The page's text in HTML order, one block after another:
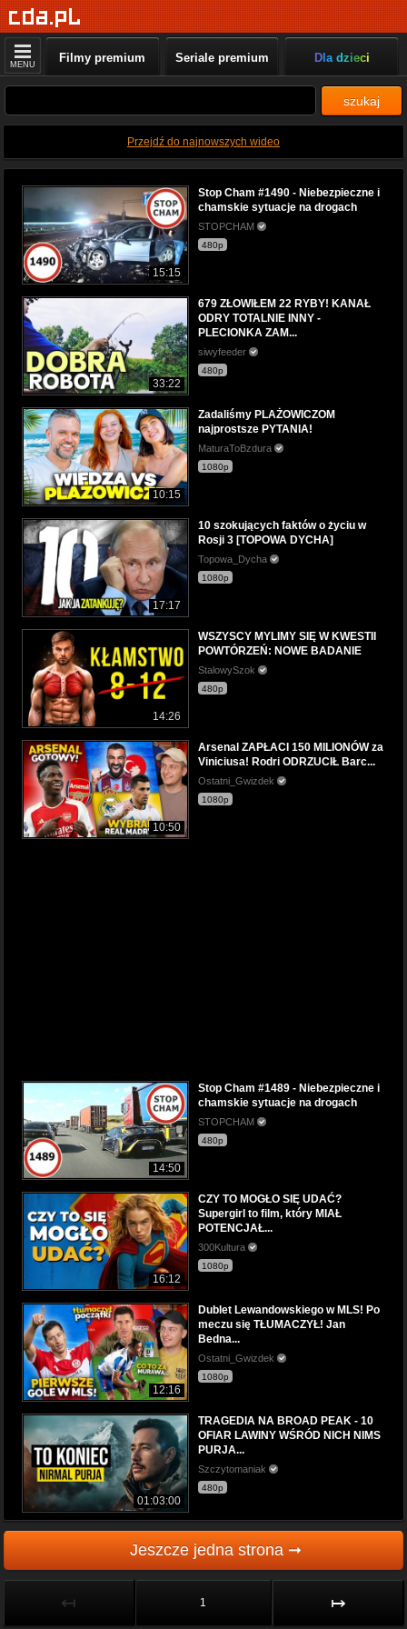
MENU Filmy premium Seriale premium Dla dzieci
szukaj
Przejdź do najnowszych wideo
15:15
Stop Cham #1490 - Niebezpieczne i
chamskie sytuacje na drogach
STOPCHAM
480p
33:22
679 ZŁOWIŁEM 22 RYBY! KANAŁ
ODRY TOTALNIE INNY -
PLECIONKA ZAM...
siwyfeeder
480p
10:15
Zadaliśmy PLAŻOWICZOM
najprostsze PYTANIA!
MaturaToBzdura
1080p
17:17
10 szokujących faktów o życiu w
Rosji 3 [TOPOWA DYCHA]
Topowa_Dycha
1080p
14:26
WSZYSCY MYLIMY SIĘ W KWESTII
POWTÓRZEŃ: NOWE BADANIE
StalowySzok
480p
10:50
Arsenal ZAPŁACI 150 MILIONÓW za
Viniciusa! Rodri ODRZUCIŁ Barc...
Ostatni_Gwizdek
1080p
14:50
Stop Cham #1489 - Niebezpieczne i
chamskie sytuacje na drogach
STOPCHAM
480p
16:12
CZY TO MOGŁO SIĘ UDAĆ?
Supergirl to film, który MIAŁ
POTENCJAŁ...
300Kultura
1080p
12:16
Dublet Lewandowskiego w MLS! Po
meczu się TŁUMACZYŁ! Jan
Bedna...
Ostatni_Gwizdek
1080p
01:03:00
TRAGEDIA NA BROAD PEAK - 10
OFIAR LAWINY WŚRÓD NICH NIMS
PURJA...
Szczytomaniak
480p
Jeszcze jedna strona ➞
↤ 1 ↦